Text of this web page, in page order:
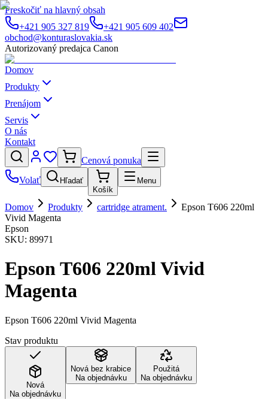
Preskočiť na hlavný obsah
+421 905 327 819
+421 905 609 402
obchod@konturaslovakia.sk
Autorizovaný predajca Canon
Domov
Produkty
Prenájom
Servis
O nás
Kontakt
Cenová ponuka
Volať
Hľadať
Košík
Menu
Domov Produkty cartridge atrament.
Epson T606 220ml
Vivid Magenta
Epson
SKU: 89971
Epson T606 220ml Vivid
Magenta
Epson T606 220ml Vivid Magenta
Stav produktu
Nová
Na objednávku
Nová bez krabice
Na objednávku
Použitá
Na objednávku